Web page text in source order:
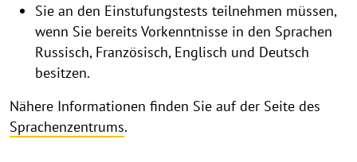
Sie an den Einstufungstests teilnehmen müssen,
wenn Sie bereits Vorkenntnisse in den Sprachen
Russisch, Französisch, Englisch und Deutsch
besitzen.
Nähere Informationen finden Sie auf der Seite des
Sprachenzentrums.